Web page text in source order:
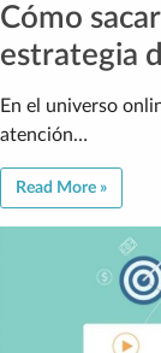
Cómo
estrategia
En el universo
atención…
Read More »